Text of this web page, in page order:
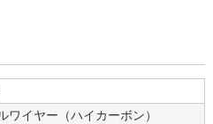
ワイヤー（ハイカーボン）